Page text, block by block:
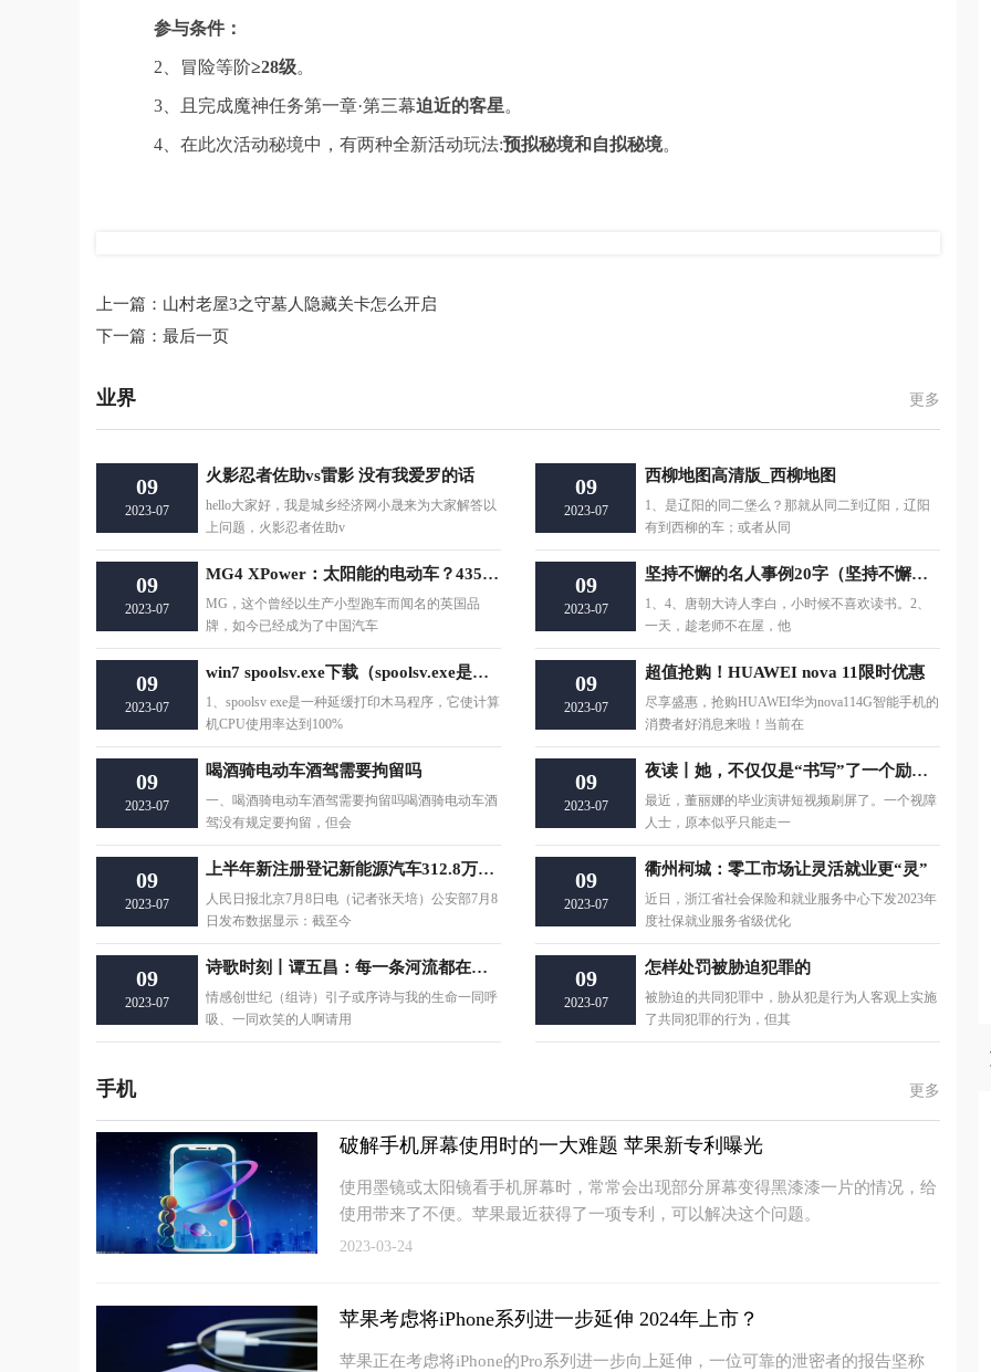
参与条件：
2、冒险等阶≥28级。
3、且完成魔神任务第一章·第三幕迫近的客星。
4、在此次活动秘境中，有两种全新活动玩法:预拟秘境和自拟秘境。
上一篇： 山村老屋3之守墓人隐藏关卡怎么开启
下一篇： 最后一页
业界 更多
09
2023-07
火影忍者佐助vs雷影 没有我爱罗的话
hello大家好，我是城乡经济网小晟来为大家解答以
上问题，火影忍者佐助v
09
2023-07
西柳地图高清版_西柳地图
1、是辽阳的同二堡么？那就从同二到辽阳，辽阳
有到西柳的车；或者从同
09
2023-07
MG4 XPower：太阳能的电动车？435匹马力让你飞驰在路上！
MG，这个曾经以生产小型跑车而闻名的英国品
牌，如今已经成为了中国汽车
09
2023-07
坚持不懈的名人事例20字（坚持不懈的名人事例）
1、4、唐朝大诗人李白，小时候不喜欢读书。2、
一天，趁老师不在屋，他
09
2023-07
win7 spoolsv.exe下载（spoolsv.exe是什么程序）
1、spoolsv exe是一种延缓打印木马程序，它使计算
机CPU使用率达到100%
09
2023-07
超值抢购！HUAWEI nova 11限时优惠
尽享盛惠，抢购HUAWEI华为nova114G智能手机的
消费者好消息来啦！当前在
09
2023-07
喝酒骑电动车酒驾需要拘留吗
一、喝酒骑电动车酒驾需要拘留吗喝酒骑电动车酒
驾没有规定要拘留，但会
09
2023-07
夜读丨她，不仅仅是“书写”了一个励志故事
最近，董丽娜的毕业演讲短视频刷屏了。一个视障
人士，原本似乎只能走一
09
2023-07
上半年新注册登记新能源汽车312.8万辆（新数据 新看点）
人民日报北京7月8日电（记者张天培）公安部7月8
日发布数据显示：截至今
09
2023-07
衢州柯城：零工市场让灵活就业更“灵”
近日，浙江省社会保险和就业服务中心下发2023年
度社保就业服务省级优化
09
2023-07
诗歌时刻丨谭五昌：每一条河流都在埋葬痛苦的记忆
情感创世纪（组诗）引子或序诗与我的生命一同呼
吸、一同欢笑的人啊请用
09
2023-07
怎样处罚被胁迫犯罪的
被胁迫的共同犯罪中，胁从犯是行为人客观上实施
了共同犯罪的行为，但其
手机 更多
破解手机屏幕使用时的一大难题 苹果新专利曝光
使用墨镜或太阳镜看手机屏幕时，常常会出现部分屏幕变得黑漆漆一片的情况，给
使用带来了不便。苹果最近获得了一项专利，可以解决这个问题。
2023-03-24
苹果考虑将iPhone系列进一步延伸 2024年上市？
苹果正在考虑将iPhone的Pro系列进一步向上延伸，一位可靠的泄密者的报告坚称